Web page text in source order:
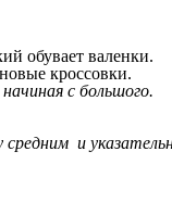
обувает валенки.
кроссовки.
с большого.
и